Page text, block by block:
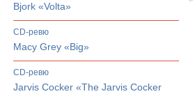
Bjork «Volta»
CD-ревю
Macy Grey «Big»
CD-ревю
Jarvis Cocker «The Jarvis Cocker